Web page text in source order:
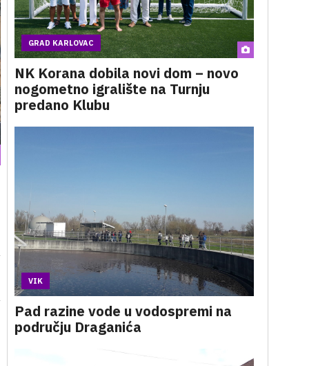
GRAD KARLOVAC
NK Korana dobila novi dom – novo
nogometno igralište na Turnju
predano Klubu
VIK
Pad razine vode u vodospremi na
području Draganića